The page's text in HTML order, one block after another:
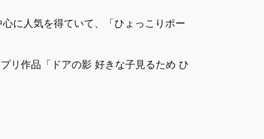
に人気を得ていて、「ひょっこりポー
リ作品「ドアの影 好きな子見るため ひ